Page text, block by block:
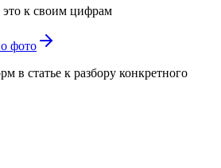
это к своим цифрам
фото
в статье к разбору конкретного